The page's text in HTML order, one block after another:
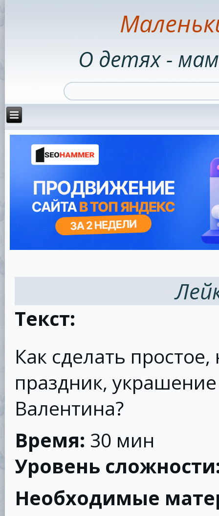
О детях -
Текст:
Как сделать
праздник,
Валентина?
Время: 30 мин
Уровень
Необходимые